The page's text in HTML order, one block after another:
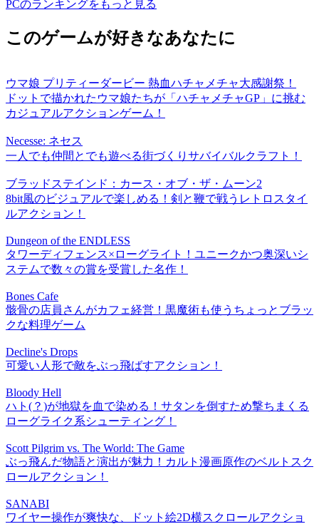
PCのランキングをもっと見る
このゲームが好きなあなたに
ウマ娘 プリティーダービー 熱血ハチャメチャ大感謝祭！
ドットで描かれたウマ娘たちが「ハチャメチャGP」に挑む
カジュアルアクションゲーム！
Necesse: ネセス
一人でも仲間とでも遊べる街づくりサバイバルクラフト！
ブラッドステインド：カース・オブ・ザ・ムーン2
8bit風のビジュアルで楽しめる！剣と鞭で戦うレトロスタイ
ルアクション！
Dungeon of the ENDLESS
タワーディフェンス×ローグライト！ユニークかつ奥深いシ
ステムで数々の賞を受賞した名作！
Bones Cafe
骸骨の店員さんがカフェ経営！黒魔術も使うちょっとブラッ
クな料理ゲーム
Decline's Drops
可愛い人形で敵をぶっ飛ばすアクション！
Bloody Hell
ハト(？)が地獄を血で染める！サタンを倒すため撃ちまくる
ローグライク系シューティング！
Scott Pilgrim vs. The World: The Game
ぶっ飛んだ物語と演出が魅力！カルト漫画原作のベルトスク
ロールアクション！
SANABI
ワイヤー操作が爽快な、ドット絵2D横スクロールアクショ